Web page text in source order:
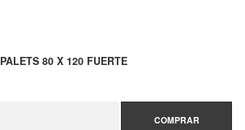
PALETS 80 X 120 FUERTE
COMPRAR